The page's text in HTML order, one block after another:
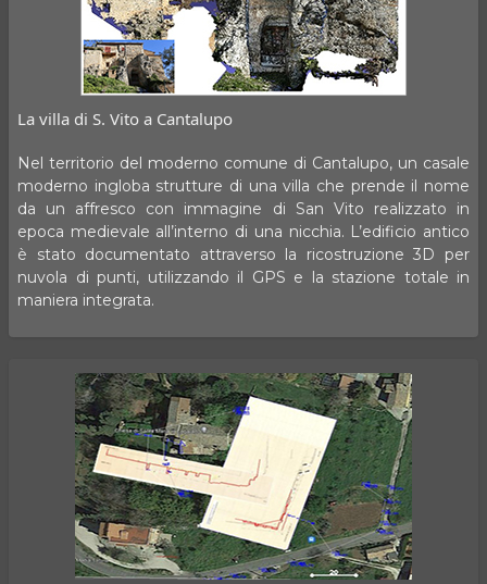
La villa di S. Vito a Cantalupo
Nel territorio del moderno comune di Cantalupo, un casale
moderno ingloba strutture di una villa che prende il nome
da un affresco con immagine di San Vito realizzato in
epoca medievale all’interno di una nicchia. L’edificio antico
è stato documentato attraverso la ricostruzione 3D per
nuvola di punti, utilizzando il GPS e la stazione totale in
maniera integrata.